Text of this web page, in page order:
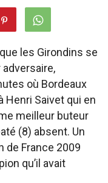
les Girondins se
où Bordeaux
Henri Saivet qui en
meilleur buteur
(8) absent. Un
de France 2009
qu’il avait